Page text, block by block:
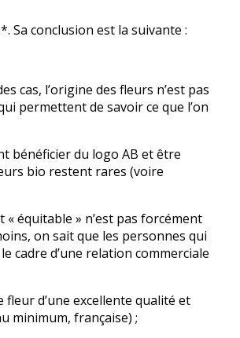
Sa conclusion est la suivante :
cas, l’origine des fleurs n’est pas
permettent de savoir ce que l’on
bénéficier du logo AB et être
bio restent rares (voire
équitable » n’est pas forcément
on sait que les personnes qui
cadre d’une relation commerciale
d’une excellente qualité et
minimum, française) ;